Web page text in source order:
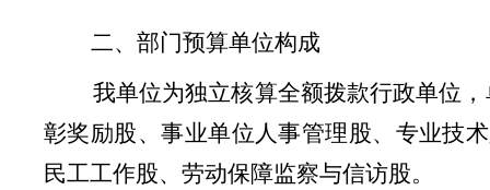
二、部门预算单位构成
我单位为独立核算全额拨款行政单位
彰奖励股、事业单位人事管理 股、专业技
民工工作股、 劳动保障监察与信访股。